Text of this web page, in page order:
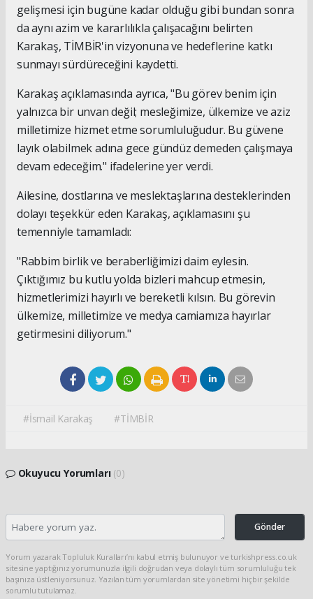
gelişmesi için bugüne kadar olduğu gibi bundan sonra
da aynı azim ve kararlılıkla çalışacağını belirten
Karakaş, TİMBİR'in vizyonuna ve hedeflerine katkı
sunmayı sürdüreceğini kaydetti.
Karakaş açıklamasında ayrıca, "Bu görev benim için
yalnızca bir unvan değil; mesleğimize, ülkemize ve aziz
milletimize hizmet etme sorumluluğudur. Bu güvene
layık olabilmek adına gece gündüz demeden çalışmaya
devam edeceğim." ifadelerine yer verdi.
Ailesine, dostlarına ve meslektaşlarına desteklerinden
dolayı teşekkür eden Karakaş, açıklamasını şu
temenniyle tamamladı:
"Rabbim birlik ve beraberliğimizi daim eylesin.
Çıktığımız bu kutlu yolda bizleri mahcup etmesin,
hizmetlerimizi hayırlı ve bereketli kılsın. Bu görevin
ülkemize, milletimize ve medya camiamıza hayırlar
getirmesini diliyorum."
#İsmail Karakaş #TİMBİR
Okuyucu Yorumları (0)
Gönder
Yorum yazarak Topluluk Kuralları’nı kabul etmiş bulunuyor ve turkishpress.co.uk
sitesine yaptığınız yorumunuzla ilgili doğrudan veya dolaylı tüm sorumluluğu tek
başınıza üstleniyorsunuz. Yazılan tüm yorumlardan site yönetimi hiçbir şekilde
sorumlu tutulamaz.